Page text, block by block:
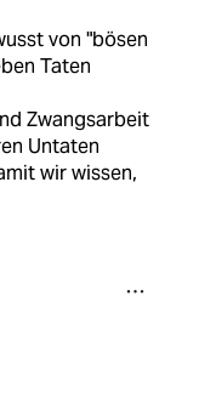
von "bösen
Taten
Zwangsarbeit
Untaten
wir wissen,